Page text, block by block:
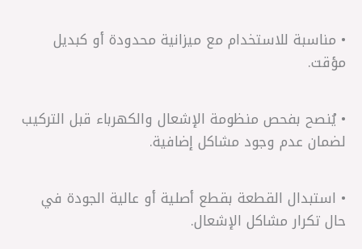
• مناسبة للاستخدام مع ميزانية محدودة أو كبديل
مؤقت.
• يُنصح بفحص منظومة الإشعال والكهرباء قبل التركيب
لضمان عدم وجود مشاكل إضافية.
• استبدال القطعة بقطع أصلية أو عالية الجودة في
حال تكرار مشاكل الإشعال.